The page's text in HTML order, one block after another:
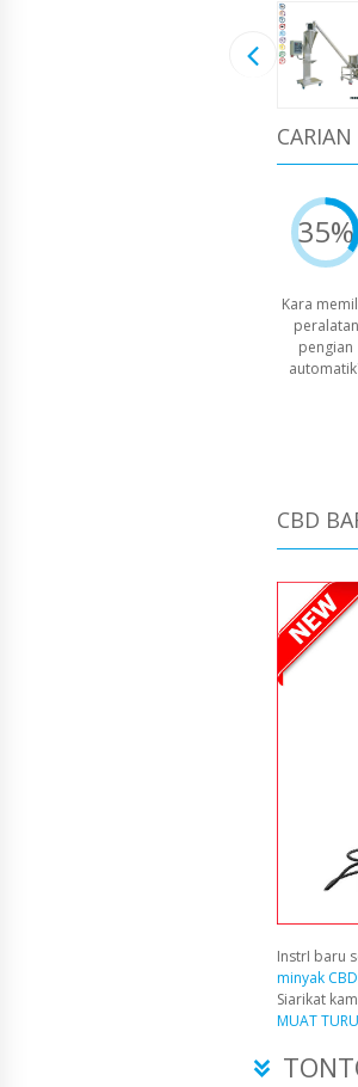
35%
Kara
peralatan
pengian
CBD
InstrI baru
minyak CBD
Siarikat
MUAT